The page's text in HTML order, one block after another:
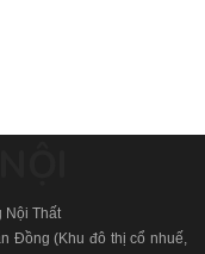
Nội Thất
Đồng (Khu đô thị cổ nhuế,